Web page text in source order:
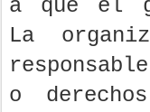
a que el
La
o